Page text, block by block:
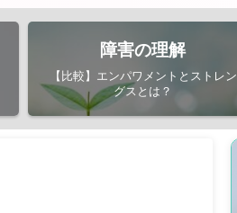
障害の理解
【比較】エンパワメントとストレン
グスとは？